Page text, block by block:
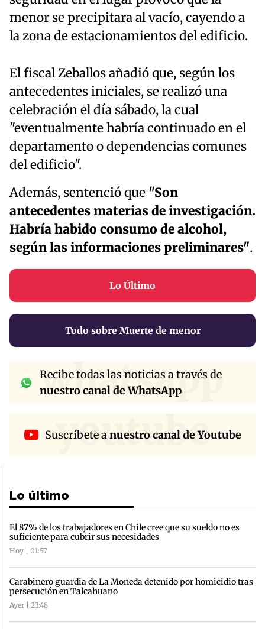
menor se precipitara al vacío, cayendo a
la zona de estacionamientos del edificio.
El fiscal Zeballos añadió que, según los
antecedentes iniciales, se realizó una
celebración el día sábado, la cual
"eventualmente habría continuado en el
departamento o dependencias comunes
del edificio".
Además, sentenció que "Son
antecedentes materias de investigación.
Habría habido consumo de alcohol,
según las informaciones preliminares".
Lo Último
Todo sobre Muerte de menor
whatsapp
Recibe todas las noticias a través de
nuestro canal de WhatsApp
youtube
Suscríbete anuestro canal de Youtube
Lo último
El 87% de los trabajadores en Chile cree que su sueldo no es
suficiente para cubrir sus necesidades
Hoy | 01:57
Carabinero guardia de La Moneda detenido por homicidio tras
persecución en Talcahuano
Ayer | 23:48